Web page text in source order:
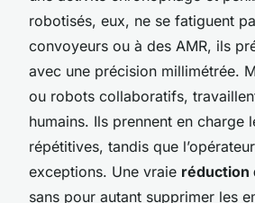
robotisés, eux, ne se fatiguent
convoyeurs ou à des AMR, ils
avec une précision millimétrée.
ou robots collaboratifs,
humains. Ils prennent en charge
répétitives, tandis que
exceptions. Une vraie réduction
sans pour autant supprimer les